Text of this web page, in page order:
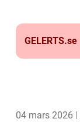
GELERTS.se
04 mars 2026